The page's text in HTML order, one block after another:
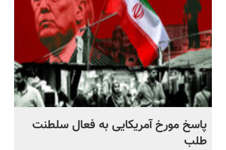
رایگان+پرداخت
اقساطی😍
حل
پاسخ مورخ آمریکایی به فعال سلطنت
طلب